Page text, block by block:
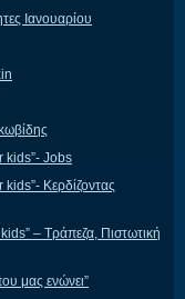
Ιανουαρίου
kids”- Jobs
Κερδίζοντας
– Τράπεζα, Πιστωτική
μας ενώνει”